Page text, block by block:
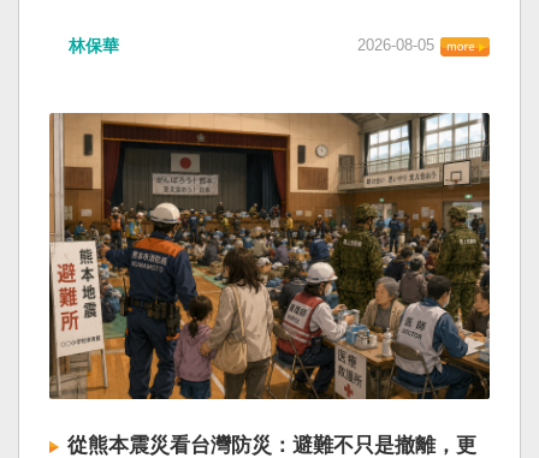
林保華 2026-08-05
從熊本震災看台灣防災：避難不只是撤離，更